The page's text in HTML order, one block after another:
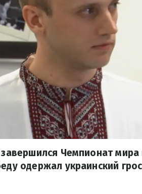
Чемпионат
одержал украинский